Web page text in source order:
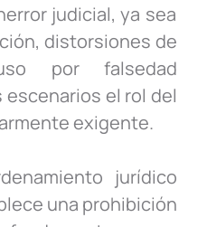
error judicial, ya sea
distorsiones de
por falsedad
el rol del
exigente.
jurídico
una prohibición